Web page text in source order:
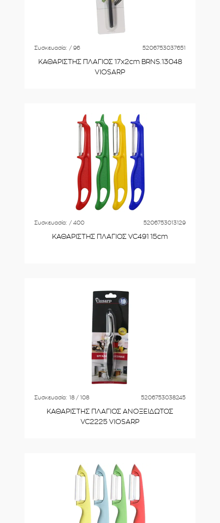
Συσκευασία: / 96 5206753037651
ΚΑΘΑΡΙΣΤΗΣ ΠΛΑΓΙΟΣ 17x2cm BRNS.13048
VIOSARP
Συσκευασία: / 400 5206753013129
ΚΑΘΑΡΙΣΤΗΣ ΠΛΑΓΙΟΣ VC491 15cm
Συσκευασία: 18 / 108 5206753038245
ΚΑΘΑΡΙΣΤΗΣ ΠΛΑΓΙΟΣ ΑΝΟΞΕΙΔΩΤΟΣ
VC2225 VIOSARP